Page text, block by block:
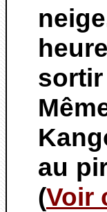
au
(Voir